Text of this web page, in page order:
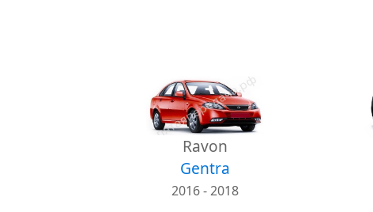
Ravon
Gentra
2016 - 2018